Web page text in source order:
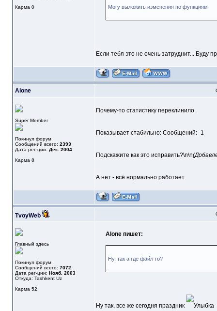
Карма 0 Могу выложить изменения по функциям
Если тебя это не очень затруднит... Буду
Alone
Super Member
Покинул форум
Сообщений всего: 2393
Дата рег-ции: Дек. 2004
Карма 8
Почему-то статистику переклинило.
Показывает стабильно: Сообщений: -1
Подскажите как это исправить?\n\n
А нет - всё нормально работает.
TvoyWeb
Главный здесь
Покинул форум
Сообщений всего: 7072
Дата рег-ции: Нояб. 2003
Откуда: Tashkent Uz
Карма 52
Alone пишет:
Ну, так а где файл то?
Ну так, все же сегодня праздник